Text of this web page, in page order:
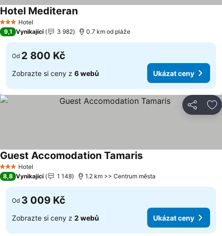
3 Počet hvězdiček
Hotel
Hotel Mediteran
9,1 Vynikající 3 982 0.7 km od pláže
Od 2 800 Kč
Zobrazte si ceny z 6 webů Ukázat ceny
Sdílet
3 Počet hvězdiček
Hotel
Guest Accomodation Tamaris
8,8 Vynikající 1 148 1.2 km >> Centrum města
Od 3 009 Kč
Zobrazte si ceny z 2 webů Ukázat ceny